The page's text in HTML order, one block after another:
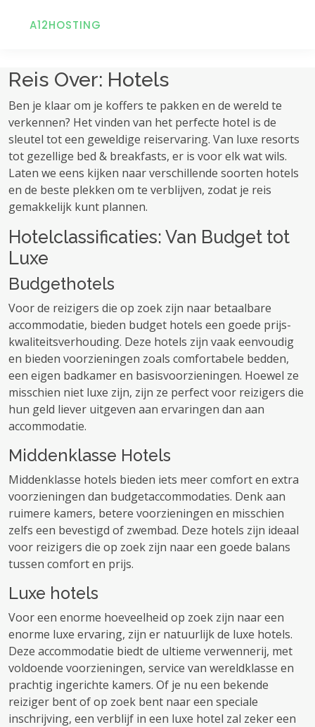
A12HOSTING
Reis Over: Hotels
Ben je klaar om je koffers te pakken en de wereld te
verkennen? Het vinden van het perfecte hotel is de
sleutel tot een geweldige reiservaring. Van luxe resorts
tot gezellige bed & breakfasts, er is voor elk wat wils.
Laten we eens kijken naar verschillende soorten hotels
en de beste plekken om te verblijven, zodat je reis
gemakkelijk kunt plannen.
Hotelclassificaties: Van Budget tot
Luxe
Budgethotels
Voor de reizigers die op zoek zijn naar betaalbare
accommodatie, bieden budget hotels een goede prijs-
kwaliteitsverhouding. Deze hotels zijn vaak eenvoudig
en bieden voorzieningen zoals comfortabele bedden,
een eigen badkamer en basisvoorzieningen. Hoewel ze
misschien niet luxe zijn, zijn ze perfect voor reizigers die
hun geld liever uitgeven aan ervaringen dan aan
accommodatie.
Middenklasse Hotels
Middenklasse hotels bieden iets meer comfort en extra
voorzieningen dan budgetaccommodaties. Denk aan
ruimere kamers, betere voorzieningen en misschien
zelfs een bevestigd of zwembad. Deze hotels zijn ideaal
voor reizigers die op zoek zijn naar een goede balans
tussen comfort en prijs.
Luxe hotels
Voor een enorme hoeveelheid op zoek zijn naar een
enorme luxe ervaring, zijn er natuurlijk de luxe hotels.
Deze accommodatie biedt de ultieme verwennerij, met
voldoende voorzieningen, service van wereldklasse en
prachtig ingerichte kamers. Of je nu een bekende
reiziger bent of op zoek bent naar een speciale
inschrijving, een verblijf in een luxe hotel zal zeker een